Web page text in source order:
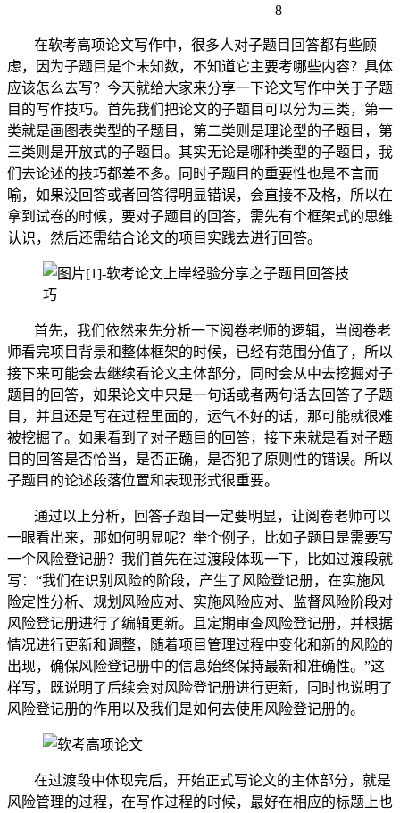
8
在软考高项论文写作中，很多人对子题目回答都有些顾
虑，因为子题目是个未知数，不知道它主要考哪些内容？具体
应该怎么去写？今天就给大家来分享一下论文写作中关于子题
目的写作技巧。首先我们把论文的子题目可以分为三类，第一
类就是画图表类型的子题目，第二类则是理论型的子题目，第
三类则是开放式的子题目。其实无论是哪种类型的子题目，我
们去论述的技巧都差不多。同时子题目的重要性也是不言而
喻，如果没回答或者回答得明显错误，会直接不及格，所以在
拿到试卷的时候，要对子题目的回答，需先有个框架式的思维
认识，然后还需结合论文的项目实践去进行回答。
首先，我们依然来先分析一下阅卷老师的逻辑，当阅卷老
师看完项目背景和整体框架的时候，已经有范围分值了，所以
接下来可能会去继续看论文主体部分，同时会从中去挖掘对子
题目的回答，如果论文中只是一句话或者两句话去回答了子题
目，并且还是写在过程里面的，运气不好的话，那可能就很难
被挖掘了。如果看到了对子题目的回答，接下来就是看对子题
目的回答是否恰当，是否正确，是否犯了原则性的错误。所以
子题目的论述段落位置和表现形式很重要。
通过以上分析，回答子题目一定要明显，让阅卷老师可以
一眼看出来，那如何明显呢？举个例子，比如子题目是需要写
一个风险登记册？我们首先在过渡段体现一下，比如过渡段就
写：“我们在识别风险的阶段，产生了风险登记册，在实施风
险定性分析、规划风险应对、实施风险应对、监督风险阶段对
风险登记册进行了编辑更新。且定期审查风险登记册，并根据
情况进行更新和调整，随着项目管理过程中变化和新的风险的
出现，确保风险登记册中的信息始终保持最新和准确性。”这
样写，既说明了后续会对风险登记册进行更新，同时也说明了
风险登记册的作用以及我们是如何去使用风险登记册的。
在过渡段中体现完后，开始正式写论文的主体部分，就是
风险管理的过程，在写作过程的时候，最好在相应的标题上也